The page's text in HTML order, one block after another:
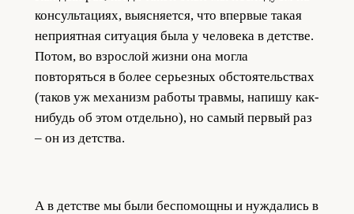
консультациях, выясняется, что впервые такая
неприятная ситуация была у человека в детстве.
Потом, во взрослой жизни она могла
повторяться в более серьезных обстоятельствах
(таков уж механизм работы травмы, напишу как-
нибудь об этом отдельно), но самый первый раз
– он из детства.
А в детстве мы были беспомощны и нуждались в